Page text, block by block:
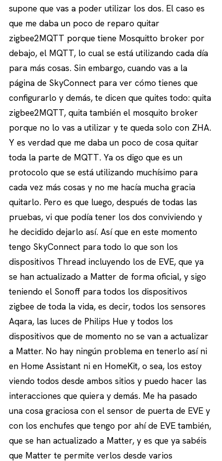
supone que vas a poder utilizar los dos. El caso es
que me daba un poco de reparo quitar
zigbee2MQTT porque tiene Mosquitto broker por
debajo, el MQTT, lo cual se está utilizando cada día
para más cosas. Sin embargo, cuando vas a la
página de SkyConnect para ver cómo tienes que
configurarlo y demás, te dicen que quites todo: quita
zigbee2MQTT, quita también el mosquito broker
porque no lo vas a utilizar y te queda solo con ZHA.
Y es verdad que me daba un poco de cosa quitar
toda la parte de MQTT. Ya os digo que es un
protocolo que se está utilizando muchísimo para
cada vez más cosas y no me hacía mucha gracia
quitarlo. Pero es que luego, después de todas las
pruebas, vi que podía tener los dos conviviendo y
he decidido dejarlo así. Así que en este momento
tengo SkyConnect para todo lo que son los
dispositivos Thread incluyendo los de EVE, que ya
se han actualizado a Matter de forma oficial, y sigo
teniendo el Sonoff para todos los dispositivos
zigbee de toda la vida, es decir, todos los sensores
Aqara, las luces de Philips Hue y todos los
dispositivos que de momento no se van a actualizar
a Matter. No hay ningún problema en tenerlo así ni
en Home Assistant ni en HomeKit, o sea, los estoy
viendo todos desde ambos sitios y puedo hacer las
interacciones que quiera y demás. Me ha pasado
una cosa graciosa con el sensor de puerta de EVE y
con los enchufes que tengo por ahí de EVE también,
que se han actualizado a Matter, y es que ya sabéis
que Matter te permite verlos desde varios